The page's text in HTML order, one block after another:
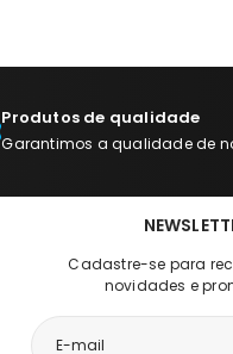
Produtos de qualidade
Garantimos a qualidade de
Cadastre-se para
novidades e